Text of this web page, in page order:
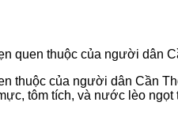
quen thuộc của người dân
thuộc của người dân Cần
tôm tích, và nước lèo ngọt